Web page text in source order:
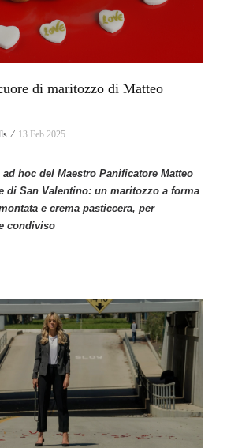
di maritozzo di Matteo
⁄ 13 Feb 2025
hoc del Maestro Panificatore Matteo
di San Valentino: un maritozzo a forma
e crema pasticcera, per
condiviso